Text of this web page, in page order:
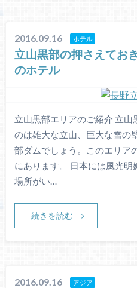
2016.09.16 ホテル
立山黒部の押さえてお
のホテル
立山黒部エリアのご紹介 立
のは雄大な立山、巨大な雪の
部ダムでしょう。このエリア
にあります。 日本には風光
場所がい…
続きを読む
2016.09.16 アジア